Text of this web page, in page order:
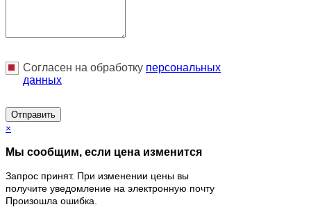
Согласен на обработку персональныx
данных
Отправить
×
Мы сообщим, если цена изменится
Запрос принят. При изменении цены вы
получите уведомление на электронную почту
Произошла ошибка.